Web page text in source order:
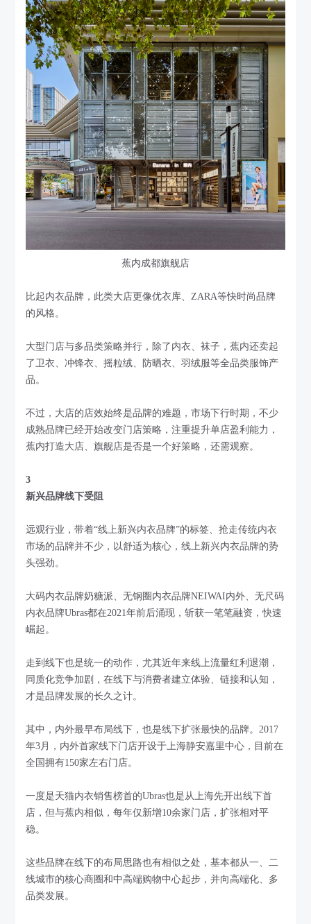
蕉内成都旗舰店
比起内衣品牌，此类大店更像优衣库、ZARA等快时尚品牌
的风格。
大型门店与多品类策略并行，除了内衣、袜子，蕉内还卖起
了卫衣、冲锋衣、摇粒绒、防晒衣、羽绒服等全品类服饰产
品。
不过，大店的店效始终是品牌的难题，市场下行时期，不少
成熟品牌已经开始改变门店策略，注重提升单店盈利能力，
蕉内打造大店、旗舰店是否是一个好策略，还需观察。
3
新兴品牌线下受阻
远观行业，带着“线上新兴内衣品牌”的标签、抢走传统内衣
市场的品牌并不少，以舒适为核心，线上新兴内衣品牌的势
头强劲。
大码内衣品牌奶糖派、无钢圈内衣品牌NEIWAI内外、无尺码
内衣品牌Ubras都在2021年前后涌现，斩获一笔笔融资，快速
崛起。
走到线下也是统一的动作，尤其近年来线上流量红利退潮，
同质化竞争加剧，在线下与消费者建立体验、链接和认知，
才是品牌发展的长久之计。
其中，内外最早布局线下，也是线下扩张最快的品牌。2017
年3月，内外首家线下门店开设于上海静安嘉里中心，目前在
全国拥有150家左右门店。
一度是天猫内衣销售榜首的Ubras也是从上海先开出线下首
店，但与蕉内相似，每年仅新增10余家门店，扩张相对平
稳。
这些品牌在线下的布局思路也有相似之处，基本都从一、二
线城市的核心商圈和中高端购物中心起步，并向高端化、多
品类发展。